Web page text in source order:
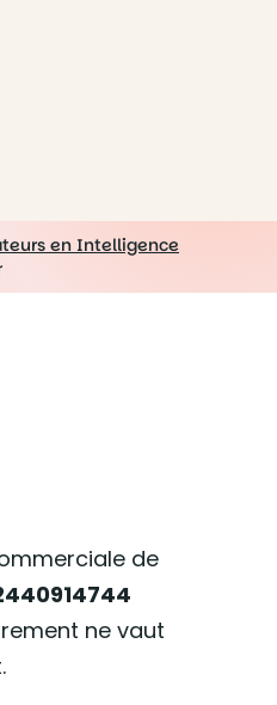
en Intelligence
de
ne vaut